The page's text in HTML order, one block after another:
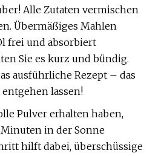
Alle Zutaten vermischen
Übermäßiges Mahlen
frei und absorbiert
Sie es kurz und bündig.
ausführliche Rezept – das
lassen!
Pulver erhalten haben,
Minuten in der Sonne
hilft dabei, überschüssige